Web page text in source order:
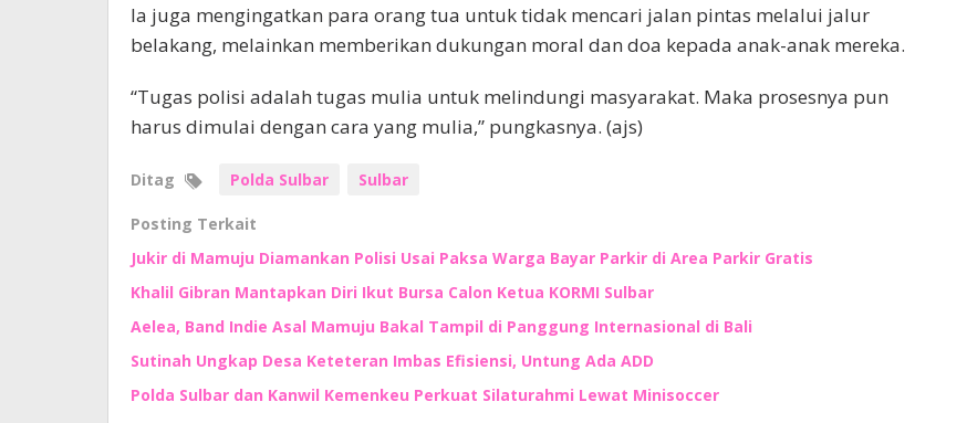
Ia juga mengingatkan para orang tua untuk tidak mencari jalan pintas melalui jalur
belakang, melainkan memberikan dukungan moral dan doa kepada anak-anak mereka.
“Tugas polisi adalah tugas mulia untuk melindungi masyarakat. Maka prosesnya pun
harus dimulai dengan cara yang mulia,” pungkasnya. (ajs)
Ditag Polda Sulbar Sulbar
Posting Terkait
Jukir di Mamuju Diamankan Polisi Usai Paksa Warga Bayar Parkir di Area Parkir Gratis
Khalil Gibran Mantapkan Diri Ikut Bursa Calon Ketua KORMI Sulbar
Aelea, Band Indie Asal Mamuju Bakal Tampil di Panggung Internasional di Bali
Sutinah Ungkap Desa Keteteran Imbas Efisiensi, Untung Ada ADD
Polda Sulbar dan Kanwil Kemenkeu Perkuat Silaturahmi Lewat Minisoccer